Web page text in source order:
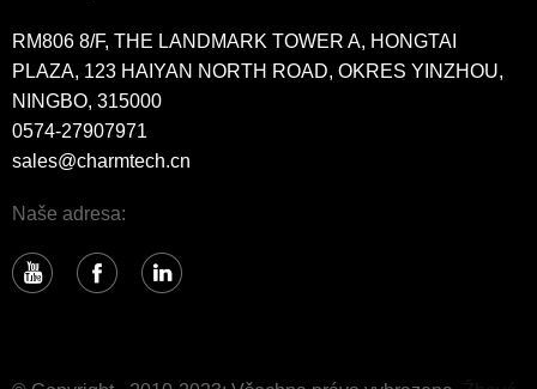
RM806 8/F, THE LANDMARK TOWER A, HONGTAI
PLAZA, 123 HAIYAN NORTH ROAD, OKRES YINZHOU,
NINGBO, 315000
0574-27907971
sales@charmtech.cn
Naše adresa: